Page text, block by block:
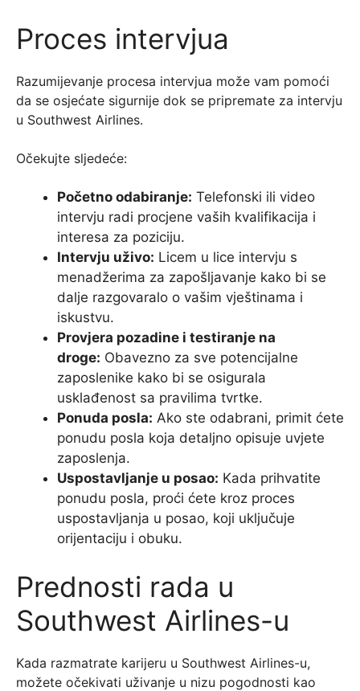
Proces intervjua
Razumijevanje procesa intervjua može vam pomoći
da se osjećate sigurnije dok se pripremate za intervju
u Southwest Airlines.
Očekujte sljedeće:
Početno odabiranje: Telefonski ili video
intervju radi procjene vaših kvalifikacija i
interesa za poziciju.
Intervju uživo: Licem u lice intervju s
menadžerima za zapošljavanje kako bi se
dalje razgovaralo o vašim vještinama i
iskustvu.
Provjera pozadine i testiranje na
droge: Obavezno za sve potencijalne
zaposlenike kako bi se osigurala
usklađenost sa pravilima tvrtke.
Ponuda posla: Ako ste odabrani, primit ćete
ponudu posla koja detaljno opisuje uvjete
zaposlenja.
Uspostavljanje u posao: Kada prihvatite
ponudu posla, proći ćete kroz proces
uspostavljanja u posao, koji uključuje
orijentaciju i obuku.
Prednosti rada u
Southwest Airlines-u
Kada razmatrate karijeru u Southwest Airlines-u,
možete očekivati uživanje u nizu pogodnosti kao